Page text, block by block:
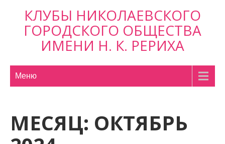
КЛУБЫ НИКОЛАЕВСКОГО
ГОРОДСКОГО ОБЩЕСТВА
ИМЕНИ Н. К. РЕРИХА
Меню
МЕСЯЦ: ОКТЯБРЬ